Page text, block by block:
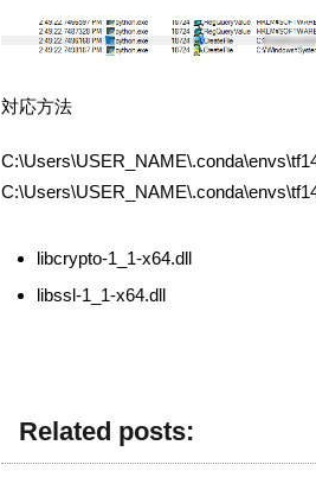
対応方法
libcrypto-1_1-x64.dll
libssl-1_1-x64.dll
Related posts: